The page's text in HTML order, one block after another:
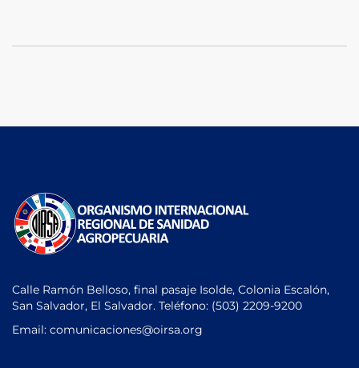
Calle Ramón Belloso, final pasaje Isolde, Colonia Escalón,
San Salvador, El Salvador. Teléfono: (503) 2209-9200
Email: comunicaciones@oirsa.org